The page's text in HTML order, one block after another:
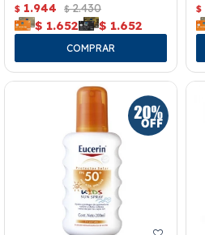
$ 1.944 $ 2.430
$ 1.652 $ 1.652
$